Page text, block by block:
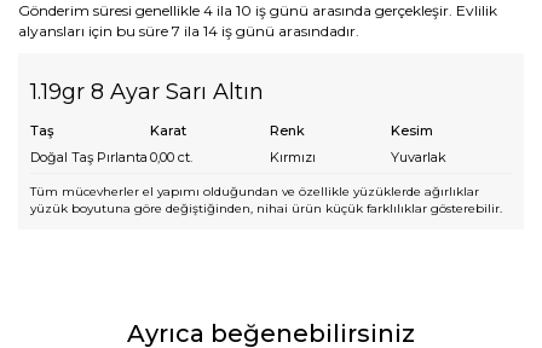
Gönderim süresi genellikle 4 ila 10 iş günü arasında gerçekleşir. Evlilik
alyansları için bu süre 7 ila 14 iş günü arasındadır.
1.19gr 8 Ayar Sarı Altın
Taş Karat Renk
Kesim
Doğal Taş Pırlanta 0,00 ct. Kırmızı Yuvarlak
Tüm mücevherler el yapımı olduğundan ve özellikle yüzüklerde ağırlıklar
yüzük boyutuna göre değiştiğinden, nihai ürün küçük farklılıklar gösterebilir.
Ayrıca beğenebilirsiniz